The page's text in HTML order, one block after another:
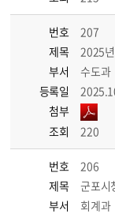
번호
207
제목
2025
부서
수도과
등록일
첨부
조회
220
번호
206
제목
군포시
부서
회계과